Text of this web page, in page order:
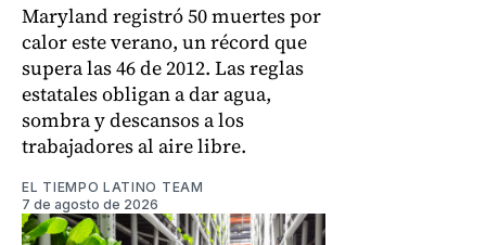
Maryland registró 50 muertes por
calor este verano, un récord que
supera las 46 de 2012. Las reglas
estatales obligan a dar agua,
sombra y descansos a los
trabajadores al aire libre.
EL TIEMPO LATINO TEAM
7 de agosto de 2026